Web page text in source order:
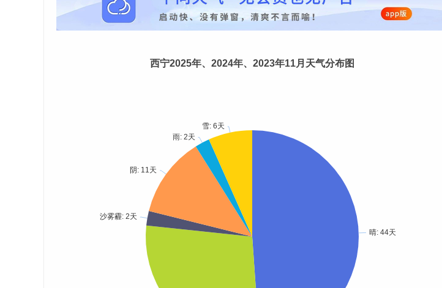
西宁2025年、2024年、2023年11月天气分布图